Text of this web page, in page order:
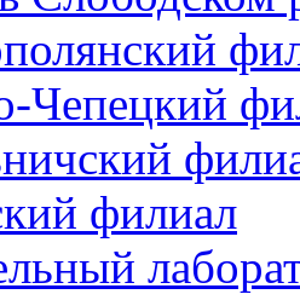
Чепецкий
филиал